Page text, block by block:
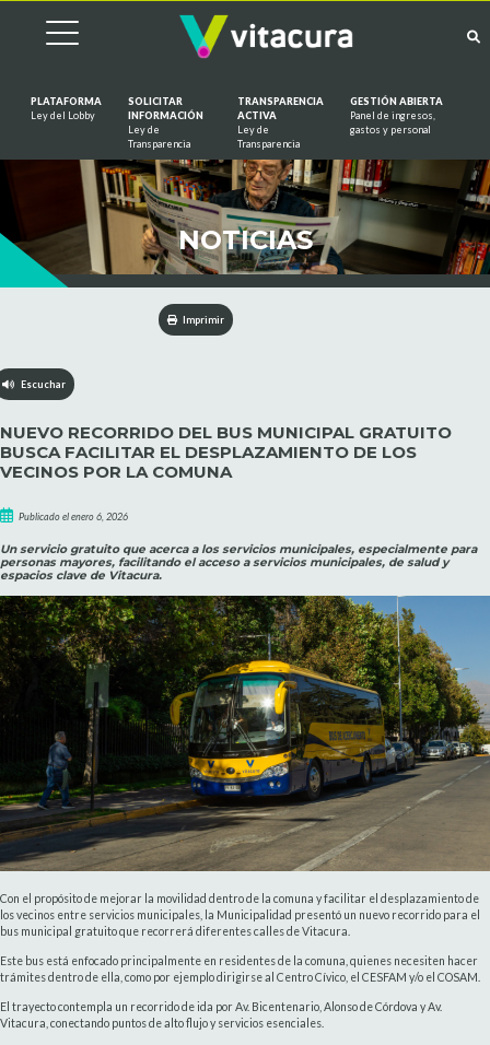
PLATAFORMA
Ley del Lobby
SOLICITAR
INFORMACIÓN
Ley de
Transparencia
TRANSPARENCIA
ACTIVA
Ley de
Transparencia
GESTIÓN ABIERTA
Panel de ingresos,
gastos y personal
NOTICIAS
Imprimir
Escuchar
NUEVO RECORRIDO DEL BUS MUNICIPAL GRATUITO
BUSCA FACILITAR EL DESPLAZAMIENTO DE LOS
VECINOS POR LA COMUNA
Publicado el enero 6, 2026
Un servicio gratuito que acerca a los servicios municipales, especialmente para
personas mayores, facilitando el acceso a servicios municipales, de salud y
espacios clave de Vitacura.
Con el propósito de mejorar la movilidad dentro de la comuna y facilitar el desplazamiento de
los vecinos entre servicios municipales, la Municipalidad presentó un nuevo recorrido para el
bus municipal gratuito que recorrerá diferentes calles de Vitacura.
Este bus está enfocado principalmente en residentes de la comuna, quienes necesiten hacer
trámites dentro de ella, como por ejemplo dirigirse al Centro Cívico, el CESFAM y/o el COSAM.
El trayecto contempla un recorrido de ida por Av. Bicentenario, Alonso de Córdova y Av.
Vitacura, conectando puntos de alto flujo y servicios esenciales.